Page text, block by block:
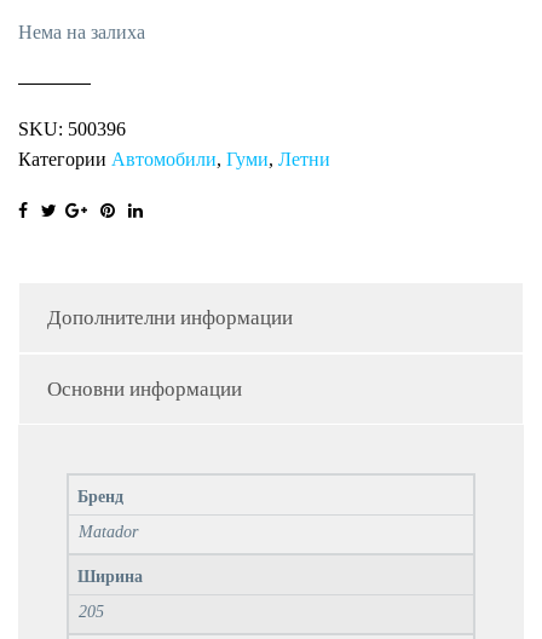
Нема на залиха
SKU: 500396
Категории Автомобили, Гуми, Летни
Дополнителни информации
Основни информации
Бренд
Matador
Ширина
205